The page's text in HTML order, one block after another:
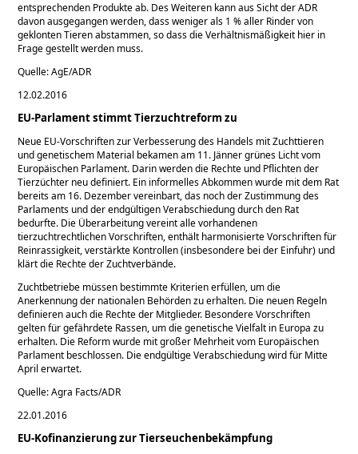
entsprechenden Produkte ab. Des Weiteren kann aus Sicht der ADR
davon ausgegangen werden, dass weniger als 1 % aller Rinder von
geklonten Tieren abstammen, so dass die Verhältnismäßigkeit hier in
Frage gestellt werden muss.
Quelle: AgE/ADR
12.02.2016
EU-Parlament stimmt Tierzuchtreform zu
Neue EU-Vorschriften zur Verbesserung des Handels mit Zuchttieren
und genetischem Material bekamen am 11. Jänner grünes Licht vom
Europäischen Parlament. Darin werden die Rechte und Pflichten der
Tierzüchter neu definiert. Ein informelles Abkommen wurde mit dem Rat
bereits am 16. Dezember vereinbart, das noch der Zustimmung des
Parlaments und der endgültigen Verabschiedung durch den Rat
bedurfte. Die Überarbeitung vereint alle vorhandenen
tierzuchtrechtlichen Vorschriften, enthält harmonisierte Vorschriften für
Reinrassigkeit, verstärkte Kontrollen (insbesondere bei der Einfuhr) und
klärt die Rechte der Zuchtverbände.
Zuchtbetriebe müssen bestimmte Kriterien erfüllen, um die
Anerkennung der nationalen Behörden zu erhalten. Die neuen Regeln
definieren auch die Rechte der Mitglieder. Besondere Vorschriften
gelten für gefährdete Rassen, um die genetische Vielfalt in Europa zu
erhalten. Die Reform wurde mit großer Mehrheit vom Europäischen
Parlament beschlossen. Die endgültige Verabschiedung wird für Mitte
April erwartet.
Quelle: Agra Facts/ADR
22.01.2016
EU-Kofinanzierung zur Tierseuchenbekämpfung